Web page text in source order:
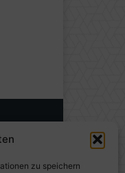
zu speichern